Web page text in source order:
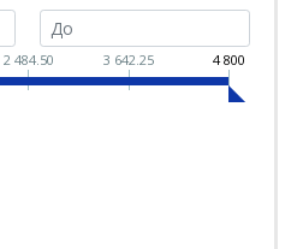
2 484.50 3 642.25 4 800